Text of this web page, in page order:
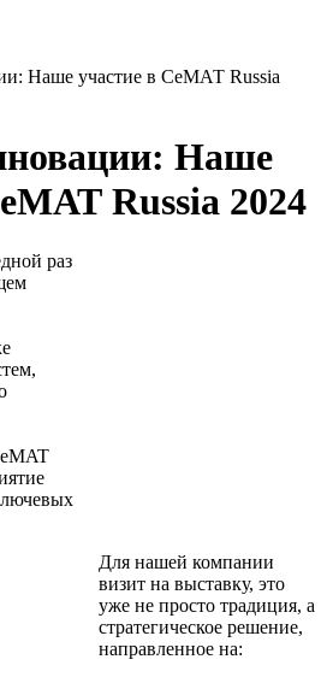
Наше участие в СеМАТ Russia
Наше
Russia 2024
раз
Для нашей компании
визит на выставку, это
уже не просто традиция, а
стратегическое решение,
направленное на: